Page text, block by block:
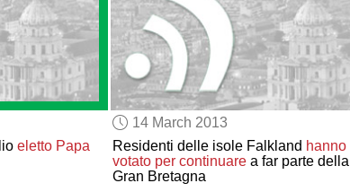
eletto Papa
14 March 2013
Residenti delle isole Falkland hanno
votato per continuarea far parte della
Gran Bretagna